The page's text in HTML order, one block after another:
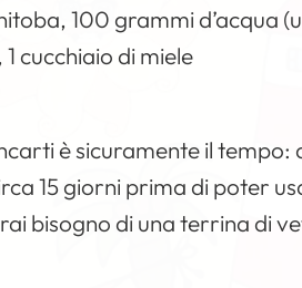
100 grammi d’acqua
cucchiaio di miele
è sicuramente il
15 giorni prima di poter
bisogno di una terrina di